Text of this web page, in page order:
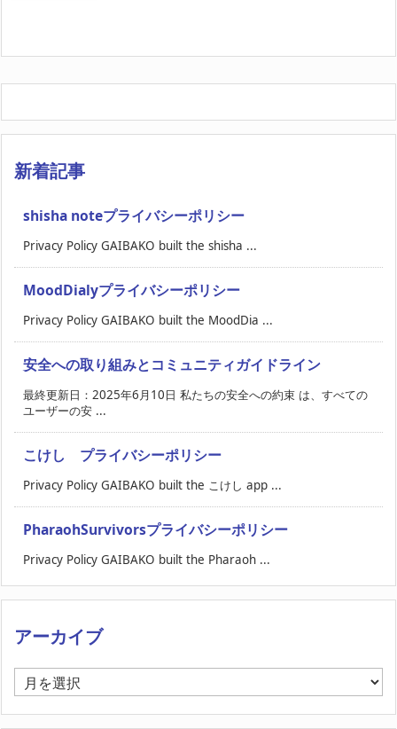
新着記事
shisha noteプライバシーポリシー
Privacy Policy GAIBAKO built the shisha ...
MoodDialyプライバシーポリシー
Privacy Policy GAIBAKO built the MoodDia ...
安全への取り組みとコミュニティガイドライン
最終更新日：2025年6月10日 私たちの安全への約束 は、すべての
ユーザーの安 ...
こけし プライバシーポリシー
Privacy Policy GAIBAKO built the こけし app ...
PharaohSurvivorsプライバシーポリシー
Privacy Policy GAIBAKO built the Pharaoh ...
アーカイブ
ア
ー
カ